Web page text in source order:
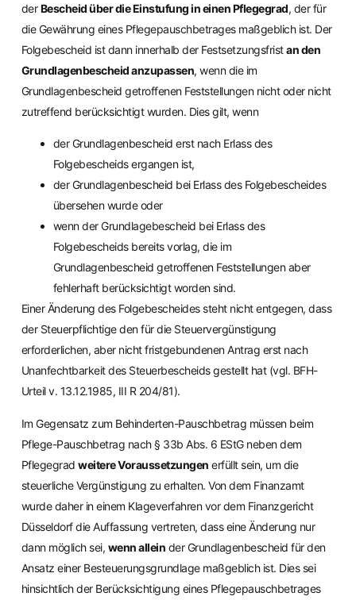
derBescheid über die Einstufung in einen Pflegegrad, der für
die Gewährung eines Pflegepauschbetrages maßgeblich ist. Der
Folgebescheid ist dann innerhalb der Festsetzungsfristan den
Grundlagenbescheid anzupassen, wenn die im
Grundlagenbescheid getroffenen Feststellungen nicht oder nicht
zutreffend berücksichtigt wurden. Dies gilt, wenn
der Grundlagenbescheid erst nach Erlass des
Folgebescheids ergangen ist,
der Grundlagenbescheid bei Erlass des Folgebescheides
übersehen wurde oder
wenn der Grundlagebescheid bei Erlass des
Folgebescheids bereits vorlag, die im
Grundlagenbescheid getroffenen Feststellungen aber
fehlerhaft berücksichtigt worden sind.
Einer Änderung des Folgebescheides steht nicht entgegen, dass
der Steuerpflichtige den für die Steuervergünstigung
erforderlichen, aber nicht fristgebundenen Antrag erst nach
Unanfechtbarkeit des Steuerbescheids gestellt hat (vgl. BFH-
Urteil v. 13.12.1985, III R 204/81).
Im Gegensatz zum Behinderten-Pauschbetrag müssen beim
Pflege-Pauschbetrag nach § 33b Abs. 6 EStG neben dem
Pflegegradweitere Voraussetzungen erfüllt sein, um die
steuerliche Vergünstigung zu erhalten. Von dem Finanzamt
wurde daher in einem Klageverfahren vor dem Finanzgericht
Düsseldorf die Auffassung vertreten, dass eine Änderung nur
dann möglich sei, wenn allein der Grundlagenbescheid für den
Ansatz einer Besteuerungsgrundlage maßgeblich ist. Dies sei
hinsichtlich der Berücksichtigung eines Pflegepauschbetrages